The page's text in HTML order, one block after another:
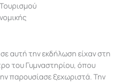
αυτή την εκδήλωση είχαν στη
του Γυμναστηρίου, όπου
παρουσίασε ξεχωριστά. Την